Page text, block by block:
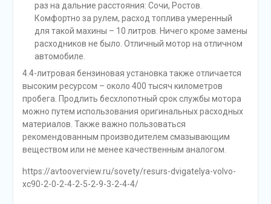
раз на дальние расстояния: Сочи, Ростов.
Комфортно за рулем, расход топлива умеренный
для такой махины – 10 литров. Ничего кроме замены
расходников не было. Отличный мотор на отличном
автомобиле.
4.4-литровая бензиновая установка также отличается
высоким ресурсом – около 400 тысяч километров
пробега. Продлить бесхлопотный срок службы мотора
можно путем использования оригинальных расходных
материалов. Также важно пользоваться
рекомендованным производителем смазывающим
веществом или не менее качественным аналогом.
https://avtooverview.ru/sovety/resurs-dvigatelya-volvo-
xc90-2-0-2-4-2-5-2-9-3-2-4-4/